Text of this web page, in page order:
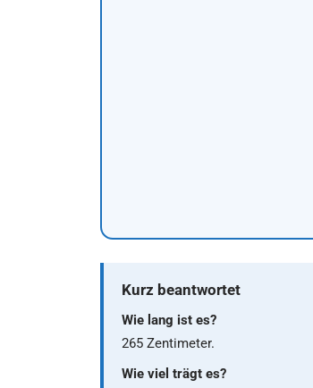
Kurz beantwortet
Wie lang ist es?
265 Zentimeter.
Wie viel trägt es?